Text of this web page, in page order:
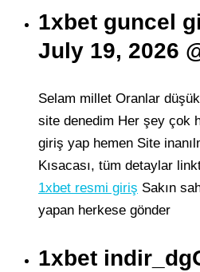
1xbet guncel
July 19, 2026
Selam millet Oranlar
site denedim Her şey çok
giriş yap hemen Site
Kısacası, tüm detaylar
1xbet resmi giriş Sakın
yapan herkese gönder
1xbet